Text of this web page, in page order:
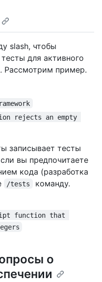
slash, чтобы
для активного
Рассмотрим пример.
rejects an empty
записывает тесты
вы предпочитаете
кода (разработка
/tests
команду.
function that
о